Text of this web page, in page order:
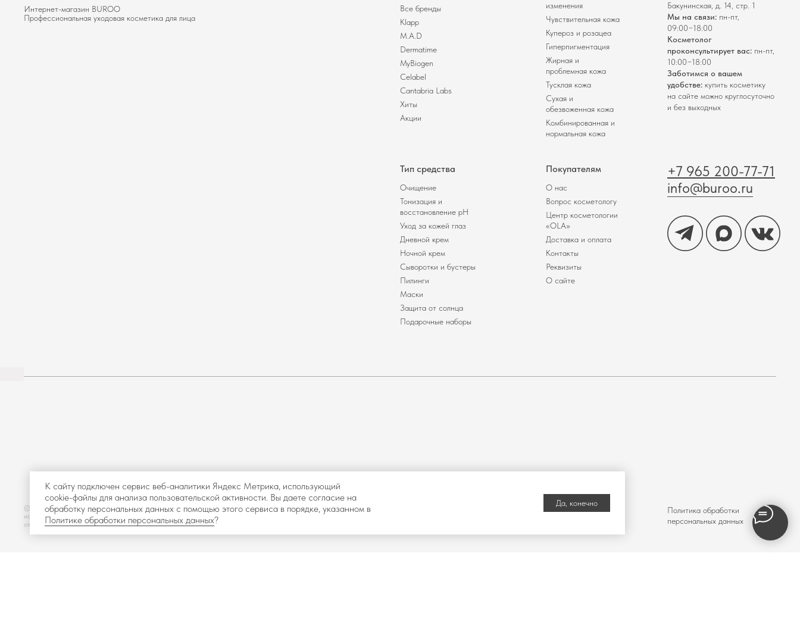
Бакунинская, д. 14, стр. 1
Мы на связи: пн-пт,
09:00−18:00
Косметолог
проконсультирует вас: пн-пт,
10:00−18:00
Заботимся о вашем
удобстве: купить косметику
на сайте можно круглосуточно
и без выходных
О нас
Доставка и оплата
Центр косметологии
«OLA»
Вопрос косметологу
О сайте
Реквизиты
Контакты
Покупателям
Тусклая кожа
Жирная и
проблемная кожа
Комбинированная и
нормальная кожа
Сухая и
обезвоженная кожа
Гиперпигментация
Купероз и розацеа
изменения
Чувствительная кожа
Тонизация и
восстановление pH
Очищение
Уход за кожей глаз
Дневной крем
Пилинги
Маски
Подарочные наборы
Защита от солнца
Ночной крем
Сыворотки и бустеры
Политика обработки
персональных данных
© 2025-2026 Интернет магазин «BUROО» Все права защищены. Копирование и иное
использование материалов с сайта без разрешения правообладателя запрещено и влечет
ответственность, предусмотренную действующим законодательством
Тип средства
MyBiogen
Dermatime
Хиты
Акции
Cantabria Labs
Celabel
M.A.D
Klapp
+7 965 200-77-71
info@buroo.ru
Все бренды
Интернет-магазин BUROО
Профессиональная уходовая косметика для лица
К сайту подключен сервис веб-аналитики Яндекс Метрика, использующий
cookie-файлы для анализа пользовательской активности. Вы даете согласие на
обработку персональных данных с помощью этого сервиса в порядке, указанном в
Политике обработки персональных данных?
Да, конечно